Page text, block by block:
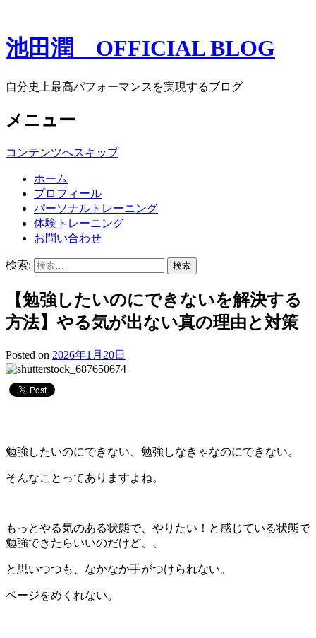
池田潤 OFFICIAL BLOG
自分史上最高パフォーマンスを実現するブログ
メニュー
コンテンツへスキップ
ホーム
プロフィール
パーソナルトレーニング
体験トレーニング
お問い合わせ
検索:
【勉強したいのにできないを解決する
方法】やる気が出ない真の理由と対策
Posted on 2026年1月20日
勉強したいのにできない、勉強しなきゃなのにできない。
そんなことってありますよね。
もっとやる気のある状態で、やりたい！と感じている状態で
勉強できたらいいのだけど、、
と思いつつも、なかなか手がつけられない。
ページをめくれない。